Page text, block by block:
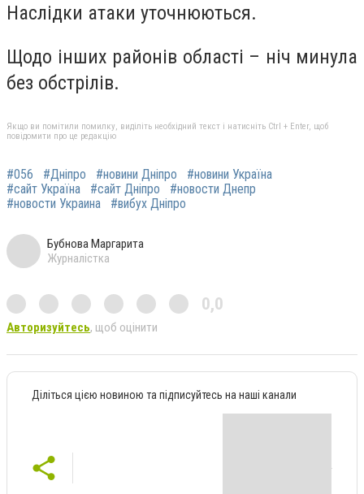
Наслiдки атаки уточнюються.
Щодо інших районів області – ніч минула
без обстрілів.
Якщо ви помітили помилку, виділіть необхідний текст і натисніть Ctrl + Enter, щоб
повідомити про це редакцію
#056 #Дніпро #новини Дніпро
#новини Україна
#сайт Україна
#сайт Дніпро
#новости Днепр
#новости Украина
#вибух Дніпро
Бубнова Маргарита
Журналістка
0,0
Авторизуйтесь, щоб оцінити
Діліться цією новиною та підписуйтесь на наші канали